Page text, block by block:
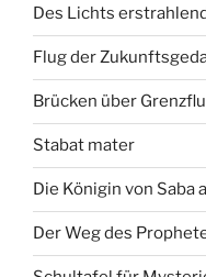
Des Lichts
Flug der
Brücken über
Stabat mater
Die Königin von Saba
Der Weg des